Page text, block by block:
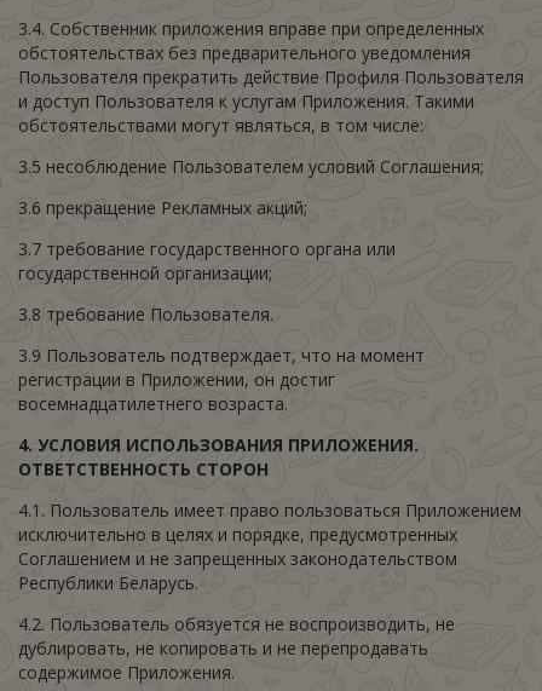
3.4. Собственник приложения вправе при определенных
обстоятельствах без предварительного уведомления
Пользователя прекратить действие Профиля Пользователя
и доступ Пользователя к услугам Приложения. Такими
обстоятельствами могут являться, в том числе:
3.5 несоблюдение Пользователем условий Соглашения;
3.6 прекращение Рекламных акций;
3.7 требование государственного органа или
государственной организации;
3.8 требование Пользователя.
3.9 Пользователь подтверждает, что на момент
регистрации в Приложении, он достиг
восемнадцатилетнего возраста.
4. УСЛОВИЯ ИСПОЛЬЗОВАНИЯ ПРИЛОЖЕНИЯ.
ОТВЕТСТВЕННОСТЬ СТОРОН
4.1. Пользователь имеет право пользоваться Приложением
исключительно в целях и порядке, предусмотренных
Соглашением и не запрещенных законодательством
Республики Беларусь.
4.2. Пользователь обязуется не воспроизводить, не
дублировать, не копировать и не перепродавать
содержимое Приложения.